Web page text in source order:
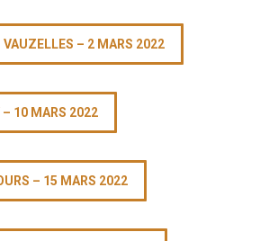
VAUZELLES – 2 MARS 2022
– 10 MARS 2022
– 15 MARS 2022